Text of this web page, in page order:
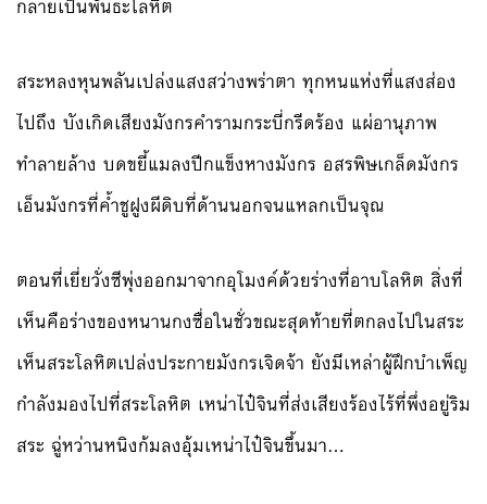
กลายเป็นพันธะโลหิต
สระหลงหุนพลันเปล่งแสงสว่างพร่าตา ทุกหนแห่งที่แสงส่อง
ไปถึง บังเกิดเสียงมังกรคำรามกระบี่กรีดร้อง แผ่อานุภาพ
ทำลายล้าง บดขยี้แมลงปีกแข็งหางมังกร อสรพิษเกล็ดมังกร
เอ็นมังกรที่ค้ำชูฝูงผีดิบที่ด้านนอกจนแหลกเป็นจุณ
ตอนที่เยี่ยวั่งซีพุ่งออกมาจากอุโมงค์ด้วยร่างที่อาบโลหิต สิ่งที่
เห็นคือร่างของหนานกงซื่อในชั่วขณะสุดท้ายที่ตกลงไปในสระ
เห็นสระโลหิตเปล่งประกายมังกรเจิดจ้า ยังมีเหล่าผู้ฝึกบำเพ็ญ
กำลังมองไปที่สระโลหิต เหน่าไป๋จินที่ส่งเสียงร้องไร้ที่พึ่งอยู่ริม
สระ ฉู่หว่านหนิงก้มลงอุ้มเหน่าไป๋จินขึ้นมา…